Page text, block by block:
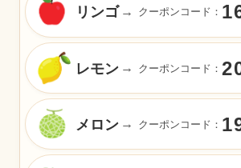
リンゴ → クーポンコード：
レモン → クーポンコード：
メロン → クーポンコード：